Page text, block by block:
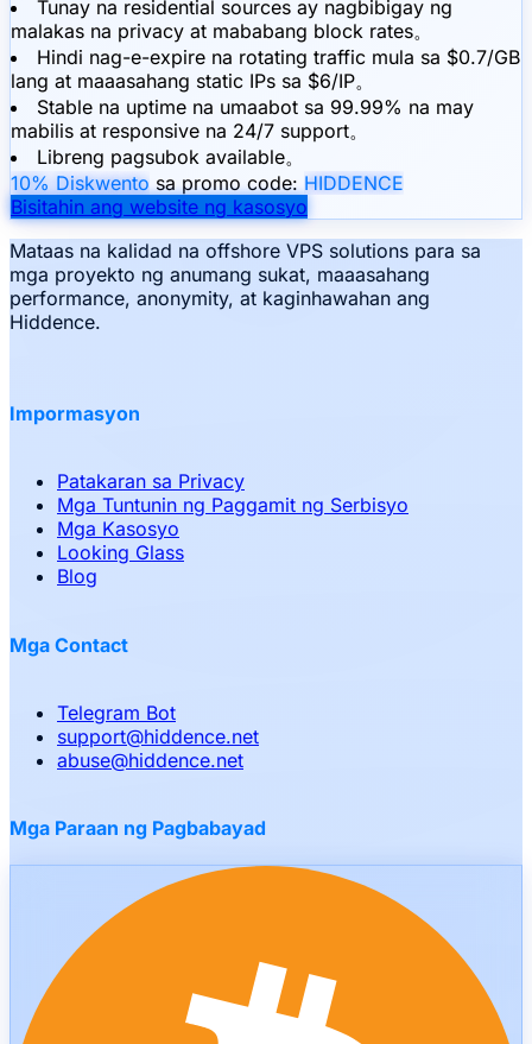
Tunay na residential sources ay nagbibigay ng
malakas na privacy at mababang block rates。
Hindi nag-e-expire na rotating traffic mula sa $0.7/GB
lang at maaasahang static IPs sa $6/IP。
Stable na uptime na umaabot sa 99.99% na may
mabilis at responsive na 24/7 support。
Libreng pagsubok available。
10% Diskwento sa promo code: HIDDENCE
Bisitahin ang website ng kasosyo
Mataas na kalidad na offshore VPS solutions para sa
mga proyekto ng anumang sukat, maaasahang
performance, anonymity, at kaginhawahan ang
Hiddence.
Impormasyon
Patakaran sa Privacy
Mga Tuntunin ng Paggamit ng Serbisyo
Mga Kasosyo
Looking Glass
Blog
Mga Contact
Telegram Bot
support@hiddence.net
abuse@hiddence.net
Mga Paraan ng Pagbabayad